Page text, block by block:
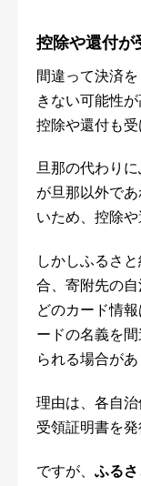
控除や還付が
間違って決済
きない可能性
控除や還付も受
旦那の代わり
が旦那以外で
いため、控除や
しかしふるさ
合、寄附先の
どのカード情
ードの名義を
られる場合があ
理由は、各自
受領証明書を発
ですが、 ふる